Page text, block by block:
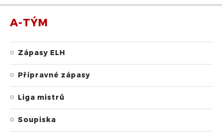
A-TÝM
Zápasy ELH
Přípravné zápasy
Liga mistrů
Soupiska